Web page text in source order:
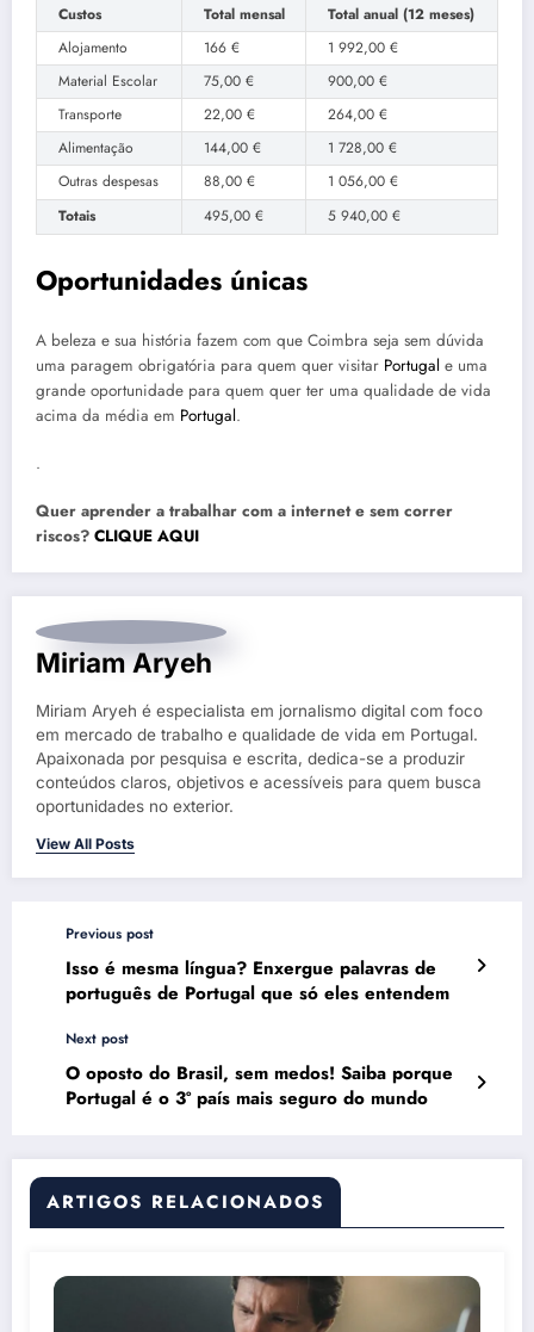
Custos Total mensal
Total anual (12 meses)
Alojamento
166 €
1 992,00 €
Material Escolar
75,00 €
900,00 €
Transporte
22,00 €
264,00 €
Alimentação
144,00 €
1 728,00 €
Outras despesas
88,00 €
1 056,00 €
Totais
495,00 € 5 940,00 €
Oportunidades únicas
A beleza e sua história fazem com que Coimbra seja sem dúvida
uma paragem obrigatória para quem quer visitar Portugal e uma
grande oportunidade para quem quer ter uma qualidade de vida
acima da média em Portugal.
.
Quer aprender a trabalhar com a internet e sem correr
riscos? CLIQUE AQUI
Miriam Aryeh
Miriam Aryeh é especialista em jornalismo digital com foco
em mercado de trabalho e qualidade de vida em Portugal.
Apaixonada por pesquisa e escrita, dedica-se a produzir
conteúdos claros, objetivos e acessíveis para quem busca
oportunidades no exterior.
View All Posts
Previous post
Isso é mesma língua? Enxergue palavras de
português de Portugal que só eles entendem
Next post
O oposto do Brasil, sem medos! Saiba porque
Portugal é o 3º país mais seguro do mundo
ARTIGOS RELACIONADOS